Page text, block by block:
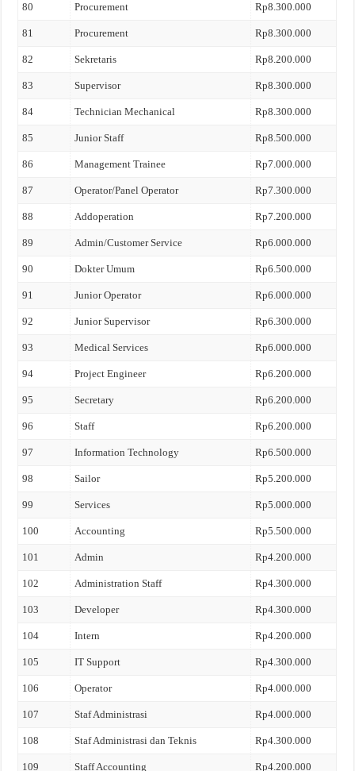
80 Procurement Rp8.300.000
81 Procurement Rp8.300.000
82 Sekretaris Rp8.200.000
83 Supervisor Rp8.300.000
84 Technician Mechanical Rp8.300.000
85 Junior Staff Rp8.500.000
86 Management Trainee Rp7.000.000
87 Operator/Panel Operator Rp7.300.000
88 Addoperation Rp7.200.000
89 Admin/Customer Service Rp6.000.000
90 Dokter Umum Rp6.500.000
91 Junior Operator Rp6.000.000
92 Junior Supervisor Rp6.300.000
93 Medical Services Rp6.000.000
94 Project Engineer Rp6.200.000
95 Secretary Rp6.200.000
96 Staff Rp6.200.000
97 Information Technology Rp6.500.000
98 Sailor Rp5.200.000
99 Services Rp5.000.000
100 Accounting Rp5.500.000
101 Admin Rp4.200.000
102 Administration Staff Rp4.300.000
103 Developer Rp4.300.000
104 Intern Rp4.200.000
105 IT Support Rp4.300.000
106 Operator Rp4.000.000
107 Staf Administrasi Rp4.000.000
108 Staf Administrasi dan Teknis Rp4.300.000
109 Staff Accounting Rp4.200.000